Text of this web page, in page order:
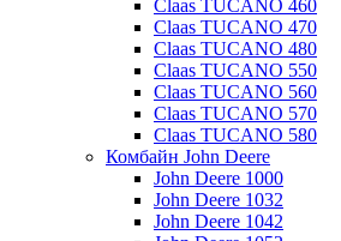
Claas TUCANO 460
Claas TUCANO 470
Claas TUCANO 480
Claas TUCANO 550
Claas TUCANO 560
Claas TUCANO 570
Claas TUCANO 580
Комбайн John Deere
John Deere 1000
John Deere 1032
John Deere 1042